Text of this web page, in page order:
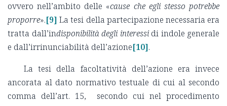
ovvero nell’ambito delle «cause che egli stesso potrebbe
proporre».[9] La tesi della partecipazione necessaria era
tratta dall’indisponibilità degli interessidi indole generale
e dall’irrinunciabilità dell’azione[10].
La tesi della facoltatività dell’azione era invece
ancorata al dato normativo testuale di cui al secondo
comma dell’art. 15, secondo cui nel procedimento